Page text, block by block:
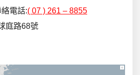
電話:( 07 ) 261 – 8855
庭路68號